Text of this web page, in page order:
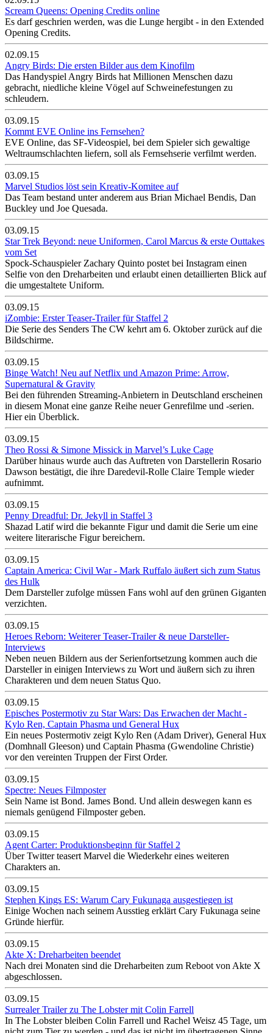
Scream Queens: Opening Credits online
Es darf geschrien werden, was die Lunge hergibt - in den Extended
Opening Credits.
02.09.15
Angry Birds: Die ersten Bilder aus dem Kinofilm
Das Handyspiel Angry Birds hat Millionen Menschen dazu
gebracht, niedliche kleine Vögel auf Schweinefestungen zu
schleudern.
03.09.15
Kommt EVE Online ins Fernsehen?
EVE Online, das SF-Videospiel, bei dem Spieler sich gewaltige
Weltraumschlachten liefern, soll als Fernsehserie verfilmt werden.
03.09.15
Marvel Studios löst sein Kreativ-Komitee auf
Das Team bestand unter anderem aus Brian Michael Bendis, Dan
Buckley und Joe Quesada.
03.09.15
Star Trek Beyond: neue Uniformen, Carol Marcus & erste Outtakes
vom Set
Spock-Schauspieler Zachary Quinto postet bei Instagram einen
Selfie von den Dreharbeiten und erlaubt einen detaillierten Blick auf
die umgestaltete Uniform.
03.09.15
iZombie: Erster Teaser-Trailer für Staffel 2
Die Serie des Senders The CW kehrt am 6. Oktober zurück auf die
Bildschirme.
03.09.15
Binge Watch! Neu auf Netflix und Amazon Prime: Arrow,
Supernatural & Gravity
Bei den führenden Streaming-Anbietern in Deutschland erscheinen
in diesem Monat eine ganze Reihe neuer Genrefilme und -serien.
Hier ein Überblick.
03.09.15
Theo Rossi & Simone Missick in Marvel’s Luke Cage
Darüber hinaus wurde auch das Auftreten von Darstellerin Rosario
Dawson bestätigt, die ihre Daredevil-Rolle Claire Temple wieder
aufnimmt.
03.09.15
Penny Dreadful: Dr. Jekyll in Staffel 3
Shazad Latif wird die bekannte Figur und damit die Serie um eine
weitere literarische Figur bereichern.
03.09.15
Captain America: Civil War - Mark Ruffalo äußert sich zum Status
des Hulk
Dem Darsteller zufolge müssen Fans wohl auf den grünen Giganten
verzichten.
03.09.15
Heroes Reborn: Weiterer Teaser-Trailer & neue Darsteller-
Interviews
Neben neuen Bildern aus der Serienfortsetzung kommen auch die
Darsteller in einigen Interviews zu Wort und äußern sich zu ihren
Charakteren und dem neuen Status Quo.
03.09.15
Episches Postermotiv zu Star Wars: Das Erwachen der Macht -
Kylo Ren, Captain Phasma und General Hux
Ein neues Postermotiv zeigt Kylo Ren (Adam Driver), General Hux
(Domhnall Gleeson) und Captain Phasma (Gwendoline Christie)
vor den vereinten Truppen der First Order.
03.09.15
Spectre: Neues Filmposter
Sein Name ist Bond. James Bond. Und allein deswegen kann es
niemals genügend Filmposter geben.
03.09.15
Agent Carter: Produktionsbeginn für Staffel 2
Über Twitter teasert Marvel die Wiederkehr eines weiteren
Charakters an.
03.09.15
Stephen Kings ES: Warum Cary Fukunaga ausgestiegen ist
Einige Wochen nach seinem Ausstieg erklärt Cary Fukunaga seine
Gründe hierfür.
03.09.15
Akte X: Dreharbeiten beendet
Nach drei Monaten sind die Dreharbeiten zum Reboot von Akte X
abgeschlossen.
03.09.15
Surrealer Trailer zu The Lobster mit Colin Farrell
In The Lobster bleiben Colin Farrell und Rachel Weisz 45 Tage, um